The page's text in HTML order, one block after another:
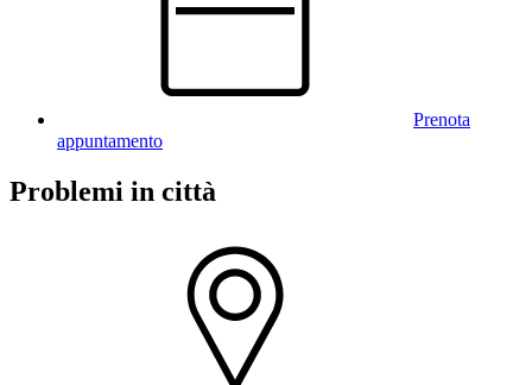
Prenota
appuntamento
Problemi in città